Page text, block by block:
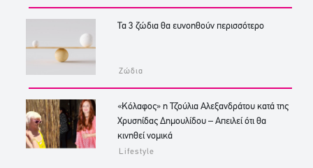
Τα 3 ζώδια θα ευνοηθούν περισσότερο
Ζώδια
«Κόλαφος» η Τζούλια Αλεξανδράτου κατά της
Χρυσηίδας Δημουλίδου – Απειλεί ότι θα
κινηθεί νομικά
Lifestyle